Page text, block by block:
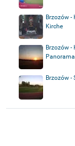
Brzozów -
Kirche
Brzozów -
Brzozów -